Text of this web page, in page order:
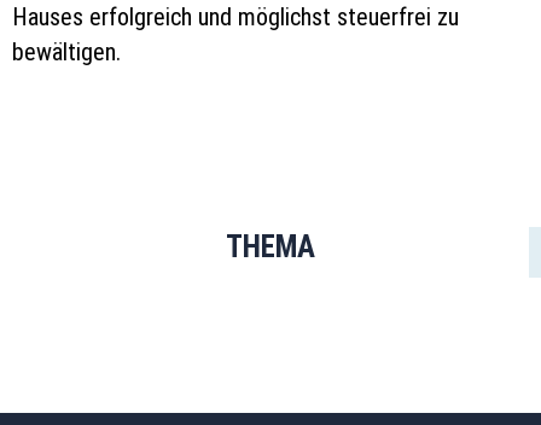
Hauses erfolgreich und möglichst steuerfrei zu
bewältigen.
THEMA